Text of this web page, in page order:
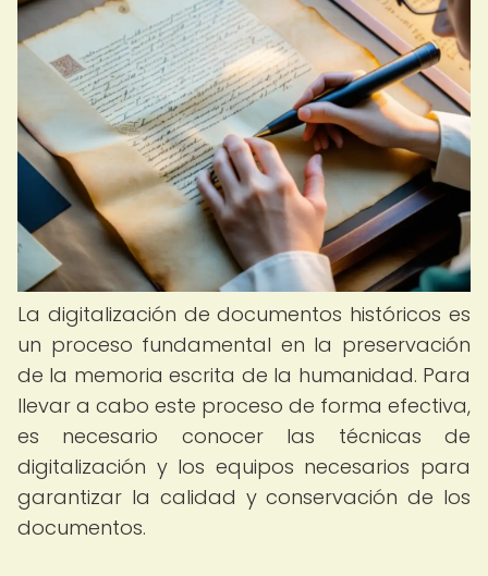
La digitalización de documentos históricos es
un proceso fundamental en la preservación
de la memoria escrita de la humanidad. Para
llevar a cabo este proceso de forma efectiva,
es necesario conocer las técnicas de
digitalización y los equipos necesarios para
garantizar la calidad y conservación de los
documentos.